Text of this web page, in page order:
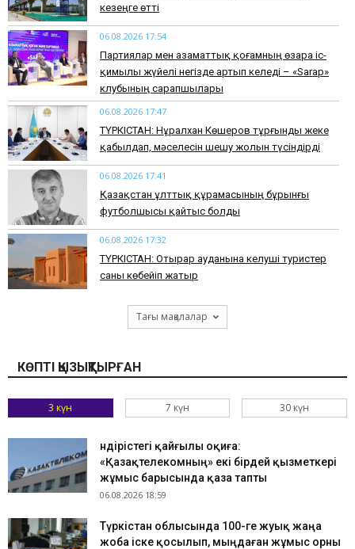
кезеңге өтті
06.08.2026 17:54
Партиялар мен азаматтық қоғамның өзара іс-
қимылы жүйелі негізде артып келеді – «Sarap»
клубының сарапшылары
06.08.2026 17:47
ТҮРКІСТАН: Нұралхан Көшеров тұрғынды жеке
қабылдап, мәселесін шешу жолын түсіндірді
06.08.2026 17:41
Қазақстан ұлттық құрамасының бұрынғы
футболшысы қайтыс болды
06.08.2026 17:32
ТҮРКІСТАН: Отырар ауданына келуші туристер
саны көбейіп жатыр
Тағы мақалалар
КӨПТІ ҚЫЗЫҚТЫРҒАН
3 күн 7 күн 30 күн
Өндірістегі қайғылы оқиға:
«Қазақтелекомның» екі бірдей қызметкері
жұмыс барысында қаза тапты
06.08.2026 18:59
Түркістан облысында 100-ге жуық жаңа
жоба іске қосылып, мыңдаған жұмыс орны